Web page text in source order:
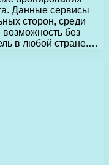
Данные сервисы
сторон, среди
возможность без
в любой стране.…